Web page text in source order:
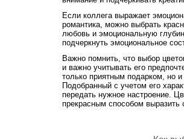
Если коллега выражает
романтика, можно выбрать
любовь и эмоциональную
подчеркнуть эмоциональное
Важно помнить, что выбор
и важно учитывать его
только приятным подарком, но
Подобранный с учетом его
передать нужное настроение.
прекрасным способом выразить